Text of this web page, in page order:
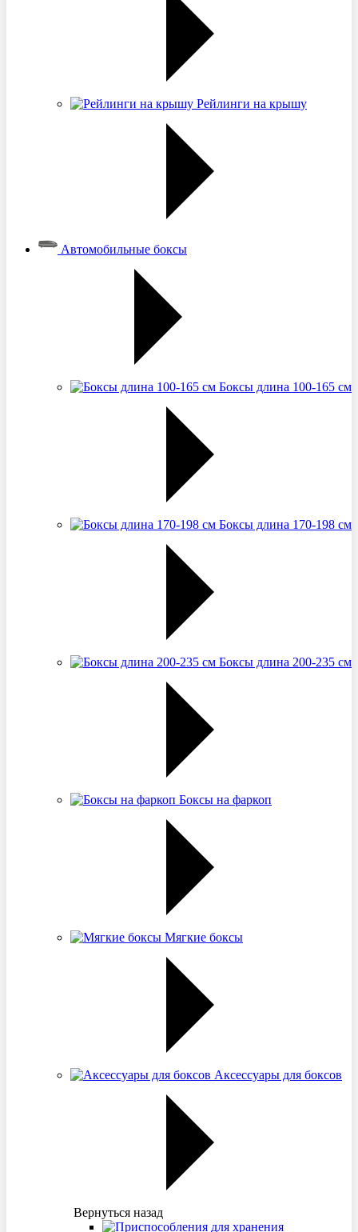
Рейлинги на крышу
Автомобильные боксы
Боксы длина 100-165 см
Боксы длина 170-198 см
Боксы длина 200-235 см
Боксы на фаркоп
Мягкие боксы
Аксессуары для боксов
Вернуться назад